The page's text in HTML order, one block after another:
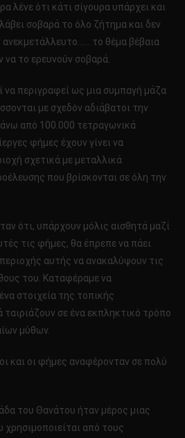
λένε ότι κάτι σίγουρα υπάρχει και
σοβαρά το όλο ζήτημα και δεν
το θέμα βέβαια
να το ερευνούν σοβαρά.
να περιγραφεί ως μια συμπαγή μάζα
με σχεδόν αδιάβατοι την
από 100.000 τετραγωνικά
φήμες έχουν γίνει να
σχετικά με μεταλλικά
που βρίσκονται σε όλη την
ότι, υπάρχουν μόλις αισθητά μαζί
τις φήμες, θα έπρεπε να πάει
αυτής να ανακαλύψουν τις
του. Καταφέραμε να
στοιχεία της τοπικής
σε ένα εκπληκτικό τρόπο
μύθων.
και οι φήμες αναφέρονταν σε πολύ
του Θανάτου ήταν μέρος μιας
από τους